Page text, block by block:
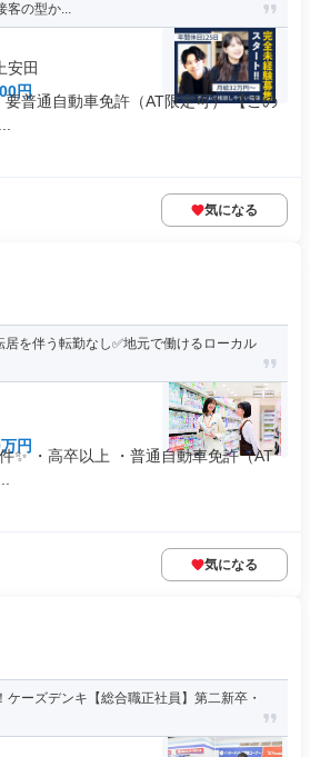
客の型か...
安田
円
普通自動車免許（AT限定可） 【この
気になる
居を伴う転勤なし✅地元で働けるローカル
円
✨ ・高卒以上 ・普通自動車免許（AT
気になる
ケーズデンキ【総合職正社員】第二新卒・